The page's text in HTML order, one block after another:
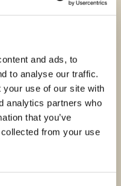
and ads, to
to analyse our traffic.
your use of our site with
analytics partners who
that you’ve
from your use
da Vacaria Tawny
*